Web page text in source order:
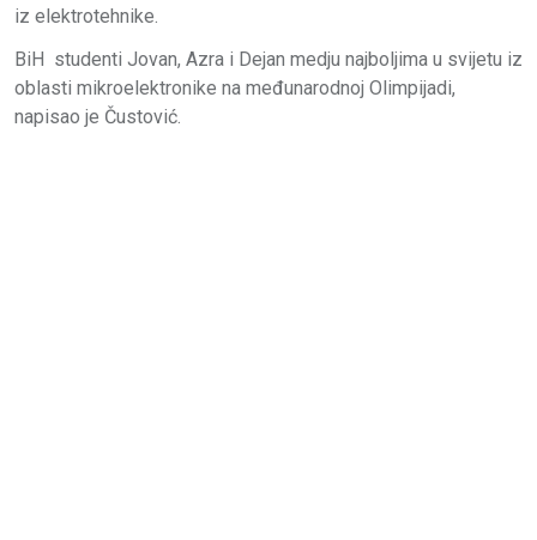
iz elektrotehnike.
BiH studenti Jovan, Azra i Dejan medju najboljima u svijetu iz
oblasti mikroelektronike na međunarodnoj Olimpijadi,
napisao je Čustović.